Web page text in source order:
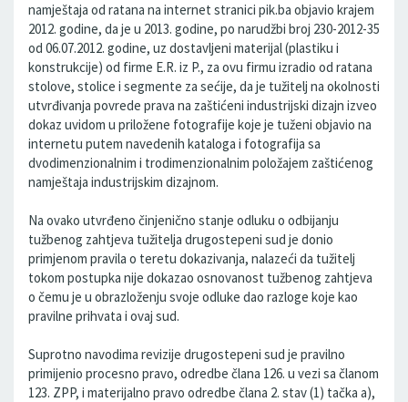
namještaja od ratana na internet stranici pik.ba objavio krajem
2012. godine, da je u 2013. godine, po narudžbi broj 230-2012-35
od 06.07.2012. godine, uz dostavljeni materijal (plastiku i
konstrukcije) od firme E.R. iz P., za ovu firmu izradio od ratana
stolove, stolice i segmente za sećije, da je tužitelj na okolnosti
utvrđivanja povrede prava na zaštićeni industrijski dizajn izveo
dokaz uvidom u priložene fotografije koje je tuženi objavio na
internetu putem navedenih kataloga i fotografija sa
dvodimenzionalnim i trodimenzionalnim položajem zaštićenog
namještaja industrijskim dizajnom.
Na ovako utvrđeno činjenično stanje odluku o odbijanju
tužbenog zahtjeva tužitelja drugostepeni sud je donio
primjenom pravila o teretu dokazivanja, nalazeći da tužitelj
tokom postupka nije dokazao osnovanost tužbenog zahtjeva
o čemu je u obrazloženju svoje odluke dao razloge koje kao
pravilne prihvata i ovaj sud.
Suprotno navodima revizije drugostepeni sud je pravilno
primijenio procesno pravo, odredbe člana 126. u vezi sa članom
123. ZPP, i materijalno pravo odredbe člana 2. stav (1) tačka a),